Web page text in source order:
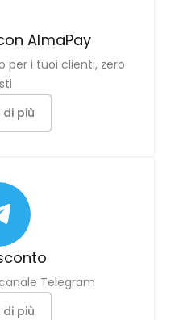
AlmaPay
per i tuoi clienti, zero
di più
Telegram
di più